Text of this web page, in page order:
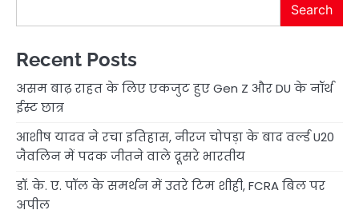
Search
Recent Posts
असम बाढ़ राहत के लिए एकजुट हुए Gen Z और DU के नॉर्थ
ईस्ट छात्र
आशीष यादव ने रचा इतिहास, नीरज चोपड़ा के बाद वर्ल्ड U20
जैवलिन में पदक जीतने वाले दूसरे भारतीय
डॉ. के. ए. पॉल के समर्थन में उतरे टिम शीही, FCRA बिल पर
अपील